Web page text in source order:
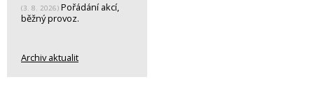
(3. 8. 2026) Pořádání akcí,
běžný provoz.
Archiv aktualit